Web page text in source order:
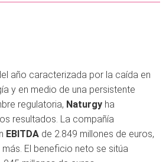
año caracterizada por la caída en
y en medio de una persistente
regulatoria, Naturgy ha
resultados. La compañía
EBITDA de 2.849 millones de euros,
El beneficio neto se sitúa